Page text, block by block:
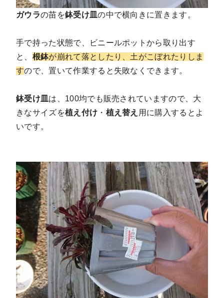
ガウラの苗を鉢受け皿の中で横向きに置きます。
手で持った状態で、ビニールポットから取り出す
と、 根鉢が崩れて落としたり、土がこぼれたりしま
すので、置いて作業すると失敗なくできます。
鉢受け皿 は、100均でも販売されていますので、大
きなサイズを植え付け ・ 植え替え 用に購入するとよ
いです。